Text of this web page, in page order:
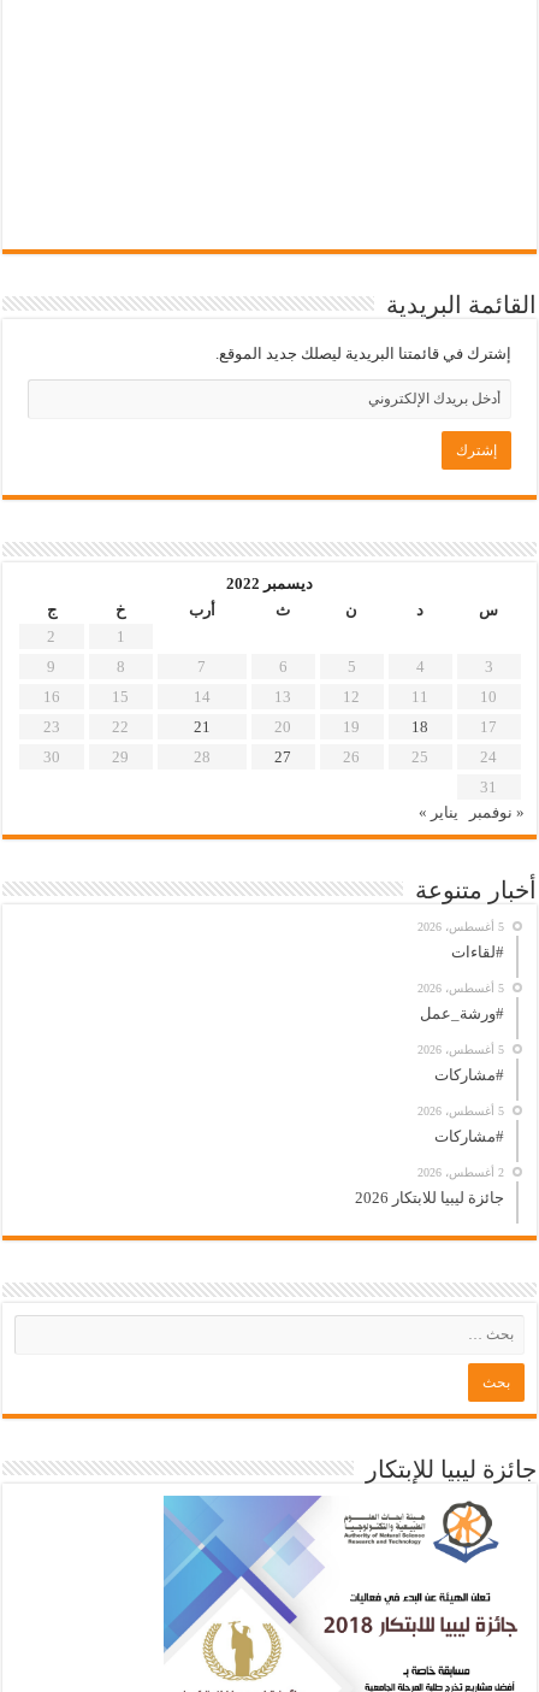
القائمة البريدية
إشترك في قائمتنا البريدية ليصلك جديد الموقع.
ديسمبر 2022
س
د ن ث أرب خ
ج
1
2
3
4
5
6
7
8
9
10
11
12
13
14
15
16
17
18
19
20
21
22
23
24
25
26
27
28
29
30
31
« نوفمبر
يناير »
أخبار متنوعة
5 أغسطس، 2026
#لقاءات
5 أغسطس، 2026
#ورشة_عمل
5 أغسطس، 2026
#مشاركات
5 أغسطس، 2026
#مشاركات
2 أغسطس، 2026
جائزة ليبيا للابتكار 2026
جائزة ليبيا للإبتكار